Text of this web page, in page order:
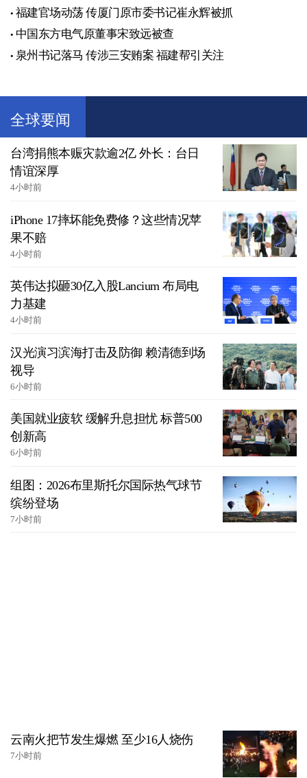
福建官场动荡 传厦门原市委书记崔永辉被抓
中国东方电气原董事宋致远被查
泉州书记落马 传涉三安贿案 福建帮引关注
全球要闻
台湾捐熊本赈灾款逾2亿 外长：台日
情谊深厚
4小时前
iPhone 17摔坏能免费修？这些情况苹
果不赔
4小时前
英伟达拟砸30亿入股Lancium 布局电
力基建
4小时前
汉光演习滨海打击及防御 赖清德到场
视导
6小时前
美国就业疲软 缓解升息担忧 标普500
创新高
6小时前
组图：2026布里斯托尔国际热气球节
缤纷登场
7小时前
云南火把节发生爆燃 至少16人烧伤
7小时前